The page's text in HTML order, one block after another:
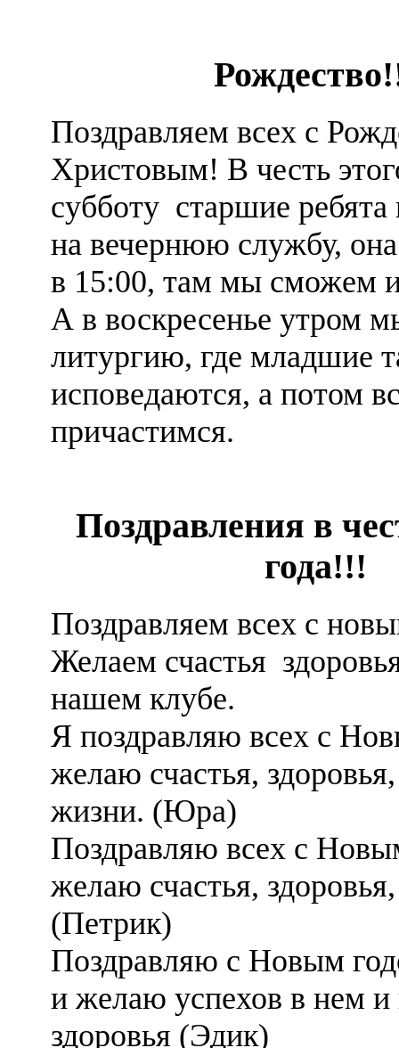
Поздравляем всех с
Христовым! В честь
субботу старшие ребята
на вечернюю службу,
в 15:00, там мы сможем
А в воскресенье утром
литургию, где младшие
исповедаются, а потом
причастимся.
Поздравления в
года!!!
Поздравляем всех с
Желаем счастья
нашем клубе.
Я поздравляю всех с
желаю счастья,
жизни. (Юра)
Поздравляю всех с
желаю счастья,
(Петрик)
Поздравляю с Новым
и желаю успехов в нем и
здоровья (Эдик)